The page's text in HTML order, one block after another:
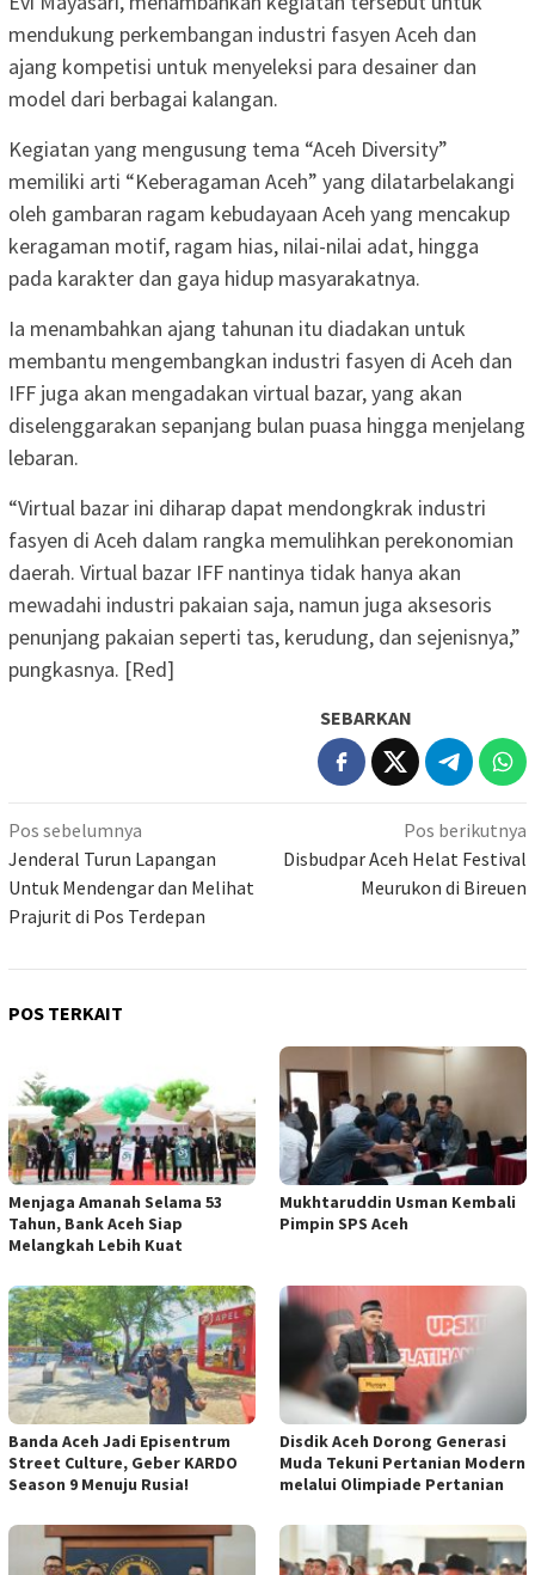
mendukung perkembangan industri fasyen Aceh dan
ajang kompetisi untuk menyeleksi para desainer dan
model dari berbagai kalangan.
Kegiatan yang mengusung tema “Aceh Diversity”
memiliki arti “Keberagaman Aceh” yang dilatarbelakangi
oleh gambaran ragam kebudayaan Aceh yang mencakup
keragaman motif, ragam hias, nilai-nilai adat, hingga
pada karakter dan gaya hidup masyarakatnya.
Ia menambahkan ajang tahunan itu diadakan untuk
membantu mengembangkan industri fasyen di Aceh dan
IFF juga akan mengadakan virtual bazar, yang akan
diselenggarakan sepanjang bulan puasa hingga menjelang
lebaran.
“Virtual bazar ini diharap dapat mendongkrak industri
fasyen di Aceh dalam rangka memulihkan perekonomian
daerah. Virtual bazar IFF nantinya tidak hanya akan
mewadahi industri pakaian saja, namun juga aksesoris
penunjang pakaian seperti tas, kerudung, dan sejenisnya,”
pungkasnya. [Red]
SEBARKAN
Navigasi
pos
Pos sebelumnya
Jenderal Turun Lapangan
Untuk Mendengar dan Melihat
Prajurit di Pos Terdepan
Pos berikutnya
Disbudpar Aceh Helat Festival
Meurukon di Bireuen
POS TERKAIT
Menjaga Amanah Selama 53
Tahun, Bank Aceh Siap
Melangkah Lebih Kuat
Mukhtaruddin Usman Kembali
Pimpin SPS Aceh
Banda Aceh Jadi Episentrum
Street Culture, Geber KARDO
Season 9 Menuju Rusia!
Disdik Aceh Dorong Generasi
Muda Tekuni Pertanian Modern
melalui Olimpiade Pertanian